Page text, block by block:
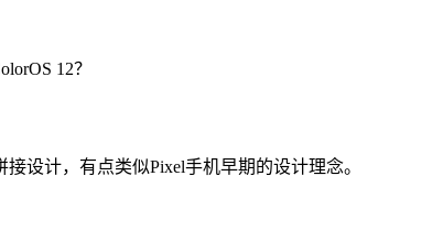
12？
设计，有点类似Pixel手机早期的设计理念。